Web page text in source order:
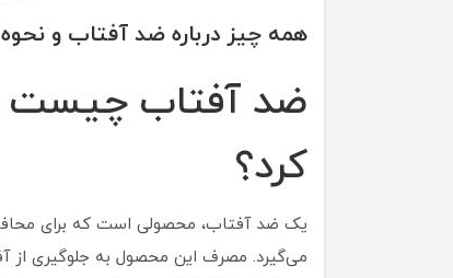
همه چیز درباره ضد آفتاب و
ضد آفتاب چیست و
کرد؟
یک ضد آفتاب، محصولی است که برای
می‌گیرد. مصرف این محصول به جلوگیری